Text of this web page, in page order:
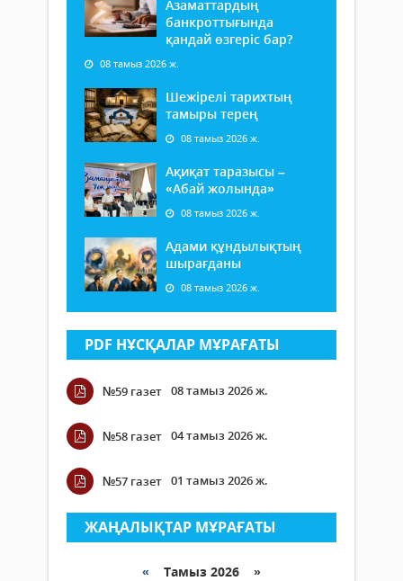
Азаматтардың
банкроттығында
қандай өзгеріс бар?
08 тамыз 2026 ж.
Шежірелі тарихтың
тамыры терең
08 тамыз 2026 ж.
Ақиқат таразысы –
«Абай жолында»
08 тамыз 2026 ж.
Адами құндылықтың
шырағданы
08 тамыз 2026 ж.
PDF НҰСҚАЛАР МҰРАҒАТЫ
№59 газет 08 тамыз 2026 ж.
№58 газет 04 тамыз 2026 ж.
№57 газет 01 тамыз 2026 ж.
ЖАҢАЛЫҚТАР МҰРАҒАТЫ
« Тамыз 2026 »